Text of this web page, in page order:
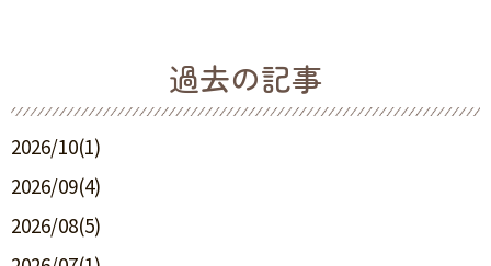
過去の記事
2026/10(1)
2026/09(4)
2026/08(5)